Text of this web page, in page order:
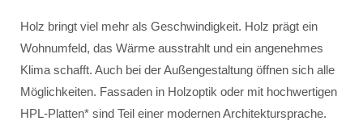
Holz bringt viel mehr als Geschwindigkeit. Holz prägt ein
Wohnumfeld, das Wärme ausstrahlt und ein angenehmes
Klima schafft. Auch bei der Außengestaltung öffnen sich alle
Möglichkeiten. Fassaden in Holzoptik oder mit hochwertigen
HPL-Platten* sind Teil einer modernen Architektursprache.